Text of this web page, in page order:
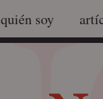
quién soy